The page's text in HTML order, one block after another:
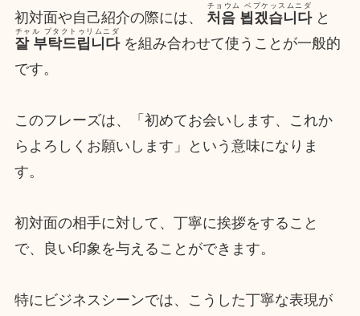
初対面や自己紹介の際には、 처음 뵙겠습니다
チョウム ベプケッスムニダ
と
잘 부탁드립니다
チャル プタクトゥリムニダ
を組み合わせて使うことが一般的
です。
このフレーズは、「初めてお会いします、これか
らよろしくお願いします」という意味になりま
す。
初対面の相手に対して、丁寧に挨拶をすること
で、良い印象を与えることができます。
特にビジネスシーンでは、こうした丁寧な表現が